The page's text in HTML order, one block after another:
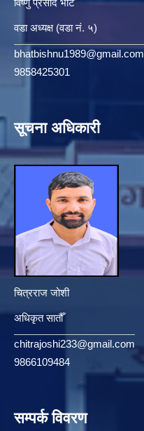
वडा अध्यक्ष (वडा नं. ५)
bhatbishnu1989@gmail.com
9858425301
सूचना अधिकारी
चित्रराज जोशी
अधिकृत सातौँ
chitrajoshi233@gmail.com
9866109484
सम्पर्क विवरण